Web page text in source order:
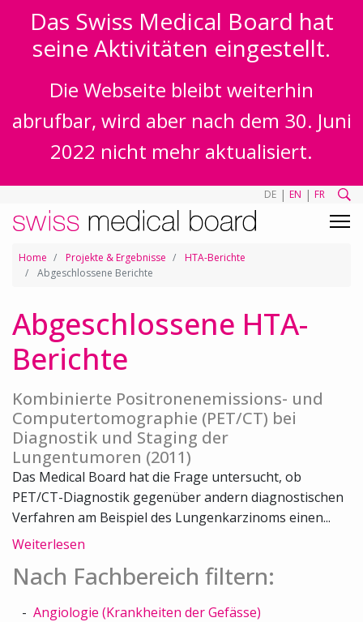
Das Swiss Medical Board hat
seine Aktivitäten eingestellt.
Die Webseite bleibt weiterhin
abrufbar, wird aber nach dem 30. Juni
2022 nicht mehr aktualisiert.
DE | EN | FR
Home Projekte & Ergebnisse
HTA-Berichte
Abgeschlossene Berichte
Abgeschlossene HTA-
Berichte
Kombinierte Positronenemissions- und
Computertomographie (PET/CT) bei
Diagnostik und Staging der
Lungentumoren (2011)
Das Medical Board hat die Frage untersucht, ob
PET/CT-Diagnostik gegenüber andern diagnostischen
Verfahren am Beispiel des Lungenkarzinoms einen...
Weiterlesen
Nach Fachbereich filtern:
Angiologie (Krankheiten der Gefässe)